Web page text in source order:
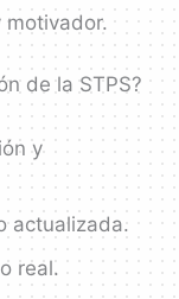
motivador.
de la STPS?
y
actualizada.
real.